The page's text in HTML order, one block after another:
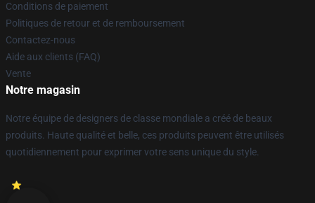
Conditions de paiement
Politiques de retour et de remboursement
Contactez-nous
Aide aux clients (FAQ)
Vente
Notre magasin
Notre équipe de designers de classe mondiale a créé de beaux
produits. Haute qualité et belle, ces produits peuvent être utilisés
quotidiennement pour exprimer votre sens unique du style.